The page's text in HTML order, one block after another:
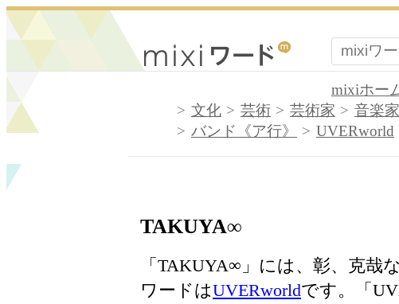
mixiホー
文化
芸術 芸術家 音楽家
バンド《ア行》
UVERworld
TAKUYA∞
「TAKUYA∞」には、彰、克哉
ワードはUVERworldです。「